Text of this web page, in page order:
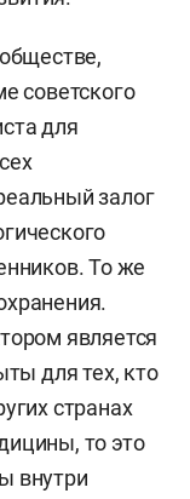
советского
для
залог
То же
является
для тех, кто
странах
то это
внутри